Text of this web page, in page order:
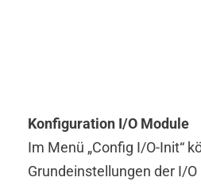
Konfiguration I/O Module
Im Menü „Config I/O-Init“
Grundeinstellungen der I/